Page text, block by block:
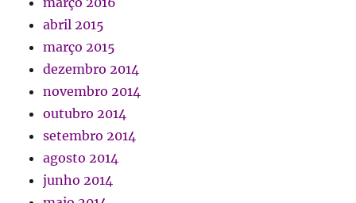
abril 2015
março 2015
dezembro 2014
novembro 2014
outubro 2014
setembro 2014
agosto 2014
junho 2014